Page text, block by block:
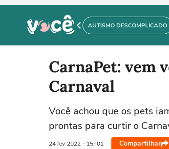
AUTISMO DESCOMPLICADO
CarnaPet: vem
Carnaval
Você achou que os pets
prontas para curtir o
24 fev 2022 - 15h01 Compartilhar